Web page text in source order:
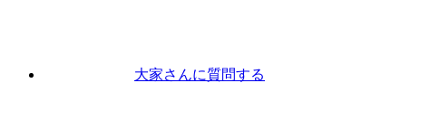
大家さんに質問する